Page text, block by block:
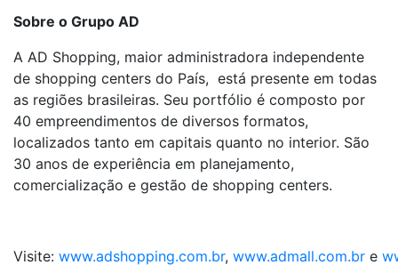
Sobre o Grupo AD
A AD Shopping, maior administradora independente
de shopping centers do País, está presente em todas
as regiões brasileiras. Seu portfólio é composto por
40 empreendimentos de diversos formatos,
localizados tanto em capitais quanto no interior. São
30 anos de experiência em planejamento,
comercialização e gestão de shopping centers.
Visite: www.adshopping.com.br, www.admall.com.br e